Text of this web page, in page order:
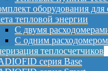
оборудования для
тепловой энергии
С двумя
С одним расходомером
теплосчетчиков
серия Base